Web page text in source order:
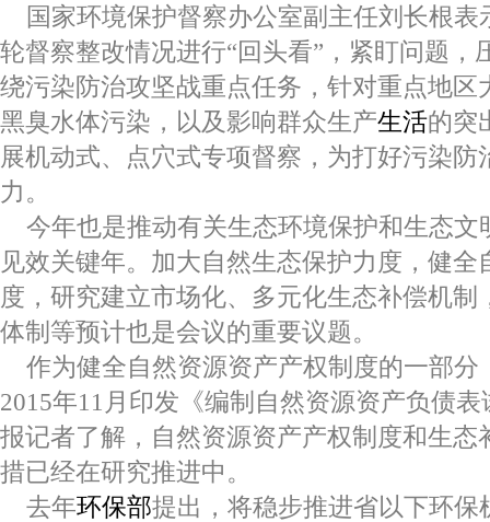
国家环境保护督察办公室副主任刘长根表
轮督察整改情况进行“回头看”，紧盯问题，
绕污染防治攻坚战重点任务，针对重点地区
黑臭水体污染，以及影响群众生产生活的突
展机动式、点穴式专项督察，为打好污染防
力。
今年也是推动有关生态环境保护和生态文
见效关键年。加大自然生态保护力度，健全
度，研究建立市场化、多元化生态补偿机制
体制等预计也是会议的重要议题。
作为健全自然资源资产产权制度的一部分
2015年11月印发《编制自然资源资产负债
报记者了解，自然资源资产产权制度和生态
措已经在研究推进中。
去年环保部提出，将稳步推进省以下环保